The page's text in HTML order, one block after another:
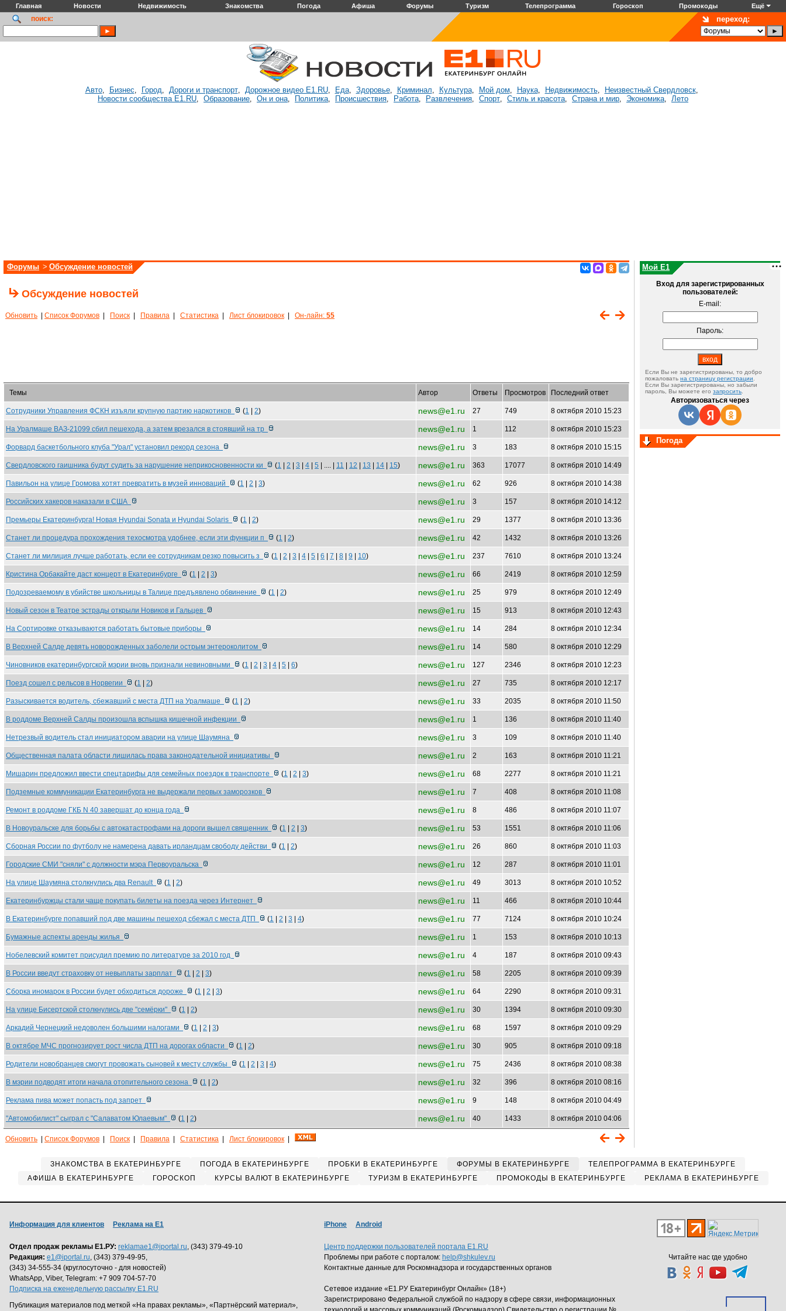
Главная Новости Недвижимость Знакомства Погода Афиша Форумы Туризм Телепрограмма Гороскоп Промокоды Ещё
поиск: переход:
Авто, Бизнес, Город, Дороги и транспорт, Дорожное видео E1.RU, Еда, Здоровье, Криминал, Культура, Мой дом, Наука, Недвижимость, Неизвестный Свердловск,
Новости сообщества E1.RU, Образование, Он и она, Политика, Происшествия, Работа, Развлечения, Спорт, Стиль и красота, Страна и мир, Экономика, Лето
Форумы > Обсуждение новостей
Обсуждение новостей
Обновить Список Форумов Поиск Правила Статистика Лист блокировок Он-лайн: 55
Темы Автор Ответы Просмотров Последний ответ
Сотрудники Управления ФСКН изъяли крупную партию наркотиков (1 2) news@e1.ru 27 749 8 октября 2010 15:23
На Уралмаше ВАЗ-21099 сбил пешехода, а затем врезался в стоявший на тр news@e1.ru 1 112 8 октября 2010 15:23
Форвард баскетбольного клуба "Урал" установил рекорд сезона news@e1.ru 3 183 8 октября 2010 15:15
Свердловского гаишника будут судить за нарушение неприкосновенности ки (1 2 3 4 5 | .... | 11 12 13 14 15) news@e1.ru 363 17077 8 октября 2010 14:49
Павильон на улице Громова хотят превратить в музей инноваций (1 2 3) news@e1.ru 62 926 8 октября 2010 14:38
Российских хакеров наказали в США news@e1.ru 3 157 8 октября 2010 14:12
Премьеры Екатеринбурга! Новая Hyundai Sonata и Hyundai Solaris (1 2) news@e1.ru 29 1377 8 октября 2010 13:36
Станет ли процедура прохождения техосмотра удобнее, если эти функции п (1 2) news@e1.ru 42 1432 8 октября 2010 13:26
Станет ли милиция лучше работать, если ее сотрудникам резко повысить з (1 2 3 4 5 6 7 8 9 10) news@e1.ru 237 7610 8 октября 2010 13:24
Кристина Орбакайте даст концерт в Екатеринбурге (1 2 3) news@e1.ru 66 2419 8 октября 2010 12:59
Подозреваемому в убийстве школьницы в Талице предъявлено обвинение (1 2) news@e1.ru 25 979 8 октября 2010 12:49
Новый сезон в Театре эстрады открыли Новиков и Гальцев news@e1.ru 15 913 8 октября 2010 12:43
На Сортировке отказываются работать бытовые приборы news@e1.ru 14 284 8 октября 2010 12:34
В Верхней Салде девять новорожденных заболели острым энтероколитом news@e1.ru 14 580 8 октября 2010 12:29
Чиновников екатеринбургской мэрии вновь признали невиновными (1 2 3 4 5 6) news@e1.ru 127 2346 8 октября 2010 12:23
Поезд сошел с рельсов в Норвегии (1 2) news@e1.ru 27 735 8 октября 2010 12:17
Разыскивается водитель, сбежавший с места ДТП на Уралмаше (1 2) news@e1.ru 33 2035 8 октября 2010 11:50
В роддоме Верхней Салды произошла вспышка кишечной инфекции news@e1.ru 1 136 8 октября 2010 11:40
Нетрезвый водитель стал инициатором аварии на улице Шаумяна news@e1.ru 3 109 8 октября 2010 11:40
Общественная палата области лишилась права законодательной инициативы news@e1.ru 2 163 8 октября 2010 11:21
Мишарин предложил ввести спецтарифы для семейных поездок в транспорте (1 2 3) news@e1.ru 68 2277 8 октября 2010 11:21
Подземные коммуникации Екатеринбурга не выдержали первых заморозков news@e1.ru 7 408 8 октября 2010 11:08
Ремонт в роддоме ГКБ N 40 завершат до конца года news@e1.ru 8 486 8 октября 2010 11:07
В Новоуральске для борьбы с автокатастрофами на дороги вышел священник (1 2 3) news@e1.ru 53 1551 8 октября 2010 11:06
Сборная России по футболу не намерена давать ирландцам свободу действи (1 2) news@e1.ru 26 860 8 октября 2010 11:03
Городские СМИ "сняли" с должности мэра Первоуральска news@e1.ru 12 287 8 октября 2010 11:01
На улице Шаумяна столкнулись два Renault (1 2) news@e1.ru 49 3013 8 октября 2010 10:52
Екатеринбуржцы стали чаще покупать билеты на поезда через Интернет news@e1.ru 11 466 8 октября 2010 10:44
В Екатеринбурге попавший под две машины пешеход сбежал с места ДТП (1 2 3 4) news@e1.ru 77 7124 8 октября 2010 10:24
Бумажные аспекты аренды жилья news@e1.ru 1 153 8 октября 2010 10:13
Нобелевский комитет присудил премию по литературе за 2010 год news@e1.ru 4 187 8 октября 2010 09:43
В России введут страховку от невыплаты зарплат (1 2 3) news@e1.ru 58 2205 8 октября 2010 09:39
Сборка иномарок в России будет обходиться дороже (1 2 3) news@e1.ru 64 2290 8 октября 2010 09:31
На улице Бисертской столкнулись две "семёрки" (1 2) news@e1.ru 30 1394 8 октября 2010 09:30
Аркадий Чернецкий недоволен большими налогами (1 2 3) news@e1.ru 68 1597 8 октября 2010 09:29
В октябре МЧС прогнозирует рост числа ДТП на дорогах области (1 2) news@e1.ru 30 905 8 октября 2010 09:18
Родители новобранцев смогут провожать сыновей к месту службы (1 2 3 4) news@e1.ru 75 2436 8 октября 2010 08:38
В мэрии подводят итоги начала отопительного сезона (1 2) news@e1.ru 32 396 8 октября 2010 08:16
Реклама пива может попасть под запрет news@e1.ru 9 148 8 октября 2010 04:49
"Автомобилист" сыграл с "Салаватом Юлаевым" (1 2) news@e1.ru 40 1433 8 октября 2010 04:06
Обновить Список Форумов Поиск Правила Статистика Лист блокировок
Мой E1
Вход для зарегистрированных
пользователей:
E-mail:
Пароль:
Если Вы не зарегистрированы, то добро
пожаловать на страницу регистрации
Если Вы зарегистрированы, но забыли
пароль, Вы можете его запросить
Авторизоваться через
Погода
ЗНАКОМСТВА В ЕКАТЕРИНБУРГЕ ПОГОДА В ЕКАТЕРИНБУРГЕ ПРОБКИ В ЕКАТЕРИНБУРГЕ ФОРУМЫ В ЕКАТЕРИНБУРГЕ
ТЕЛЕПРОГРАММА В ЕКАТЕРИНБУРГЕ
АФИША В ЕКАТЕРИНБУРГЕ
ГОРОСКОП КУРСЫ ВАЛЮТ В ЕКАТЕРИНБУРГЕ ТУРИЗМ В ЕКАТЕРИНБУРГЕ ПРОМОКОДЫ В ЕКАТЕРИНБУРГЕ РЕКЛАМА В ЕКАТЕРИНБУРГЕ
Читайте нас где удобно
Информация для клиентов Реклама на Е1
Отдел продаж рекламы Е1.РУ: reklamae1@iportal.ru, (343) 379-49-10
Редакция: e1@iportal.ru, (343) 379-49-95,
(343) 34-555-34 (круглосуточно - для новостей)
WhatsApp, Viber, Telegram: +7 909 704-57-70
Подписка на еженедельную рассылку E1.RU
Публикация материалов под меткой «На правах рекламы», «Партнёрский материал»,
iPhone Android
Центр поддержки пользователей портала E1.RU
Проблемы при работе с порталом: help@shkulev.ru
Контактные данные для Роскомнадзора и государственных органов
Сетевое издание «Е1.РУ Екатеринбург Онлайн» (18+)
Зарегистрировано Федеральной службой по надзору в сфере связи, информационных